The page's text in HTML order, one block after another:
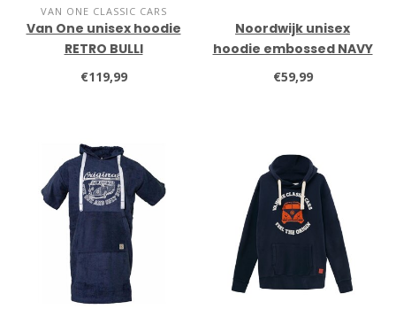
VAN ONE CLASSIC CARS
Van One unisex hoodie
RETRO BULLI
€119,99
Noordwijk unisex
hoodie embossed NAVY
€59,99